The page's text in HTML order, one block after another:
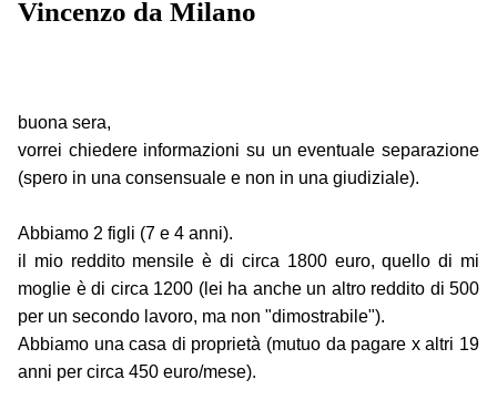
Vincenzo da Milano
buona sera,
vorrei chiedere informazioni su un eventuale separazione
(spero in una consensuale e non in una giudiziale).
Abbiamo 2 figli (7 e 4 anni).
il mio reddito mensile è di circa 1800 euro, quello di mi
moglie è di circa 1200 (lei ha anche un altro reddito di 500
per un secondo lavoro, ma non "dimostrabile").
Abbiamo una casa di proprietà (mutuo da pagare x altri 19
anni per circa 450 euro/mese).